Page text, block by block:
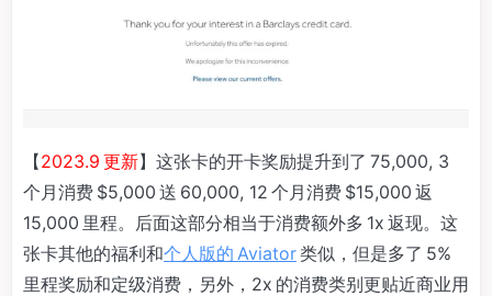
【2023.9 更新】这张卡的开卡奖励提升到了 75,000, 3
个月消费 $5,000 送 60,000, 12 个月消费 $15,000 返
15,000 里程。后面这部分相当于消费额外多 1x 返现。这
张卡其他的福利和个人版的 Aviator类似，但是多了 5%
里程奖励和定级消费，另外，2x 的消费类别更贴近商业用